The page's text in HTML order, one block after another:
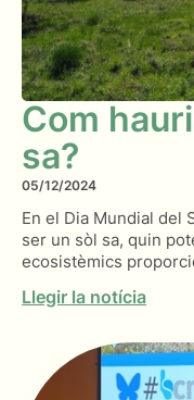
Com
sa?
05/12/2024
En el Dia Mundial del
ser un sòl sa, quin
ecosistèmics
Llegir la notícia